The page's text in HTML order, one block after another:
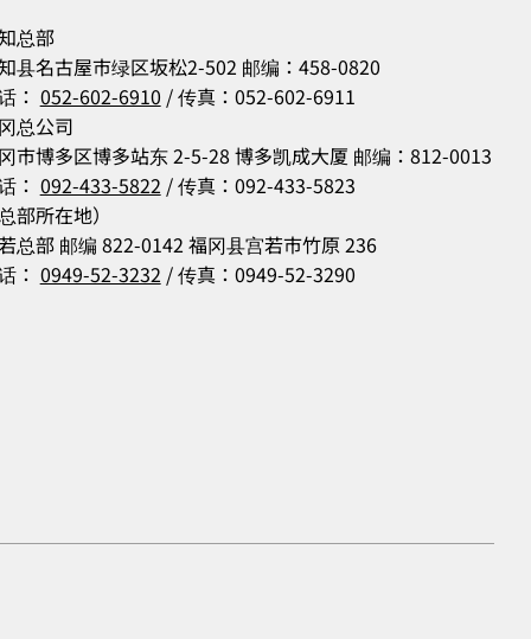
总部
县名古屋市绿区坂松2-502 邮编：458-0820
： 052-602-6910 / 传真：052-602-6911
总公司
市博多区博多站东 2-5-28 博多凯成大厦 邮编：812-0013
： 092-433-5822 / 传真：092-433-5823
总部所在地）
总部 邮编 822-0142 福冈县宫若市竹原 236
： 0949-52-3232 / 传真：0949-52-3290